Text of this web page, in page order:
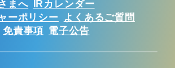
まへ
IRカレンダー
ーポリシー
よくあるご質問
免責事項 電子公告